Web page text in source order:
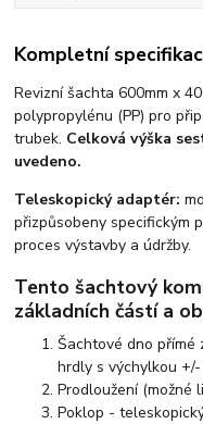
Kompletní
Revizní šachta 600mm x
polypropylénu (PP) pro
trubek. Celková výška
uvedeno.
Teleskopický adaptér:
přizpůsobeny specifickým
proces výstavby a údržby.
Tento šachtový
základních částí a
Šachtové dno přímé
hrdly s výchylkou +/-
Prodloužení(možné
Poklop -